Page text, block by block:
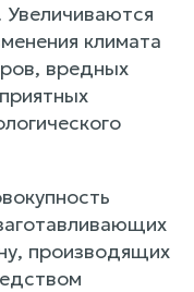
климата
вредных
производящих